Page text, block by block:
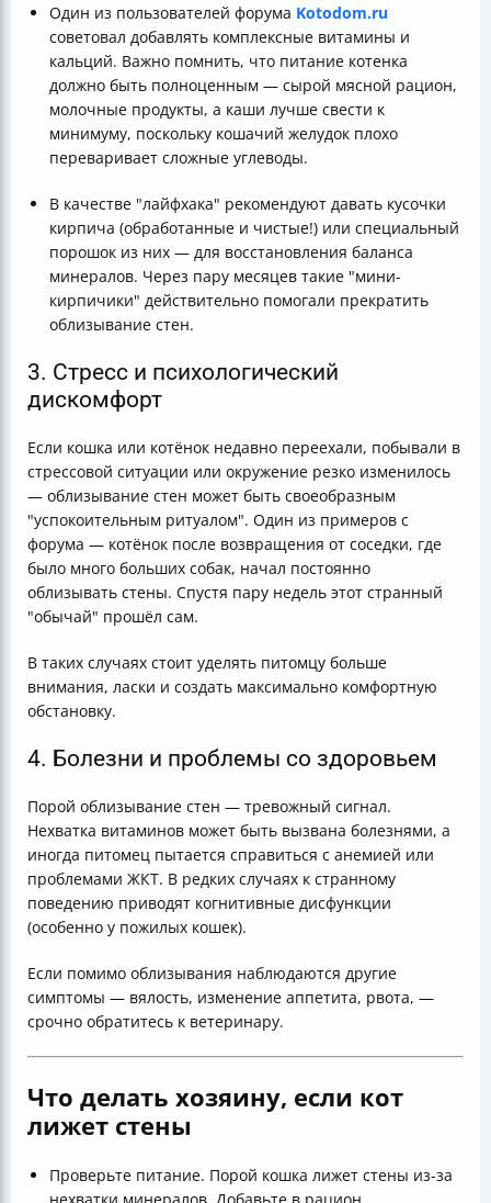
Один из пользователей форума Kotodom.ru
советовал добавлять комплексные витамины и
кальций. Важно помнить, что питание котенка
должно быть полноценным — сырой мясной рацион,
молочные продукты, а каши лучше свести к
минимуму, поскольку кошачий желудок плохо
переваривает сложные углеводы.
В качестве "лайфхака" рекомендуют давать кусочки
кирпича (обработанные и чистые!) или специальный
порошок из них — для восстановления баланса
минералов. Через пару месяцев такие "мини-
кирпичики" действительно помогали прекратить
облизывание стен.
3. Стресс и психологический
дискомфорт
Если кошка или котёнок недавно переехали, побывали в
стрессовой ситуации или окружение резко изменилось
— облизывание стен может быть своеобразным
"успокоительным ритуалом". Один из примеров с
форума — котёнок после возвращения от соседки, где
было много больших собак, начал постоянно
облизывать стены. Спустя пару недель этот странный
"обычай" прошёл сам.
В таких случаях стоит уделять питомцу больше
внимания, ласки и создать максимально комфортную
обстановку.
4. Болезни и проблемы со здоровьем
Порой облизывание стен — тревожный сигнал.
Нехватка витаминов может быть вызвана болезнями, а
иногда питомец пытается справиться с анемией или
проблемами ЖКТ. В редких случаях к странному
поведению приводят когнитивные дисфункции
(особенно у пожилых кошек).
Если помимо облизывания наблюдаются другие
симптомы — вялость, изменение аппетита, рвота, —
срочно обратитесь к ветеринару.
Что делать хозяину, если кот
лижет стены
Проверьте питание. Порой кошка лижет стены из-за